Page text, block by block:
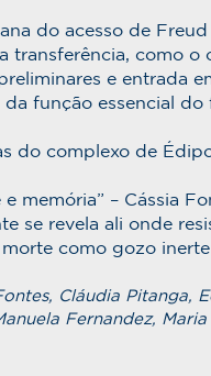
do acesso de
transferência, como
e entrada
da função essencial
do complexo de
memória” – Cássia
se revela ali onde
morte como gozo
Cláudia Pitanga,
Fernandez,